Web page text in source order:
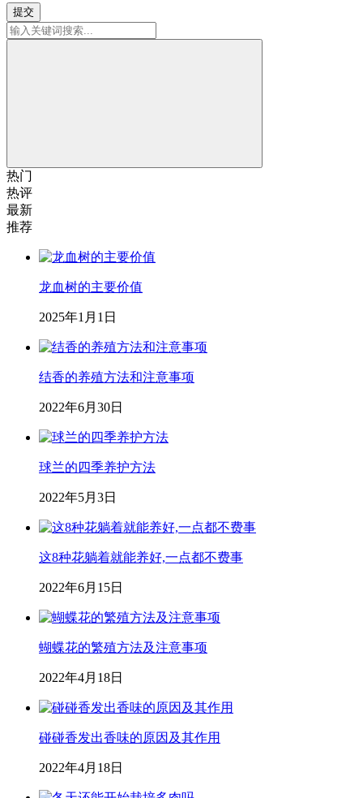
提交
热门
热评
最新
推荐
龙血树的主要价值
2025年1月1日
结香的养殖方法和注意事项
2022年6月30日
球兰的四季养护方法
2022年5月3日
这8种花躺着就能养好,一点都不费事
2022年6月15日
蝴蝶花的繁殖方法及注意事项
2022年4月18日
碰碰香发出香味的原因及其作用
2022年4月18日